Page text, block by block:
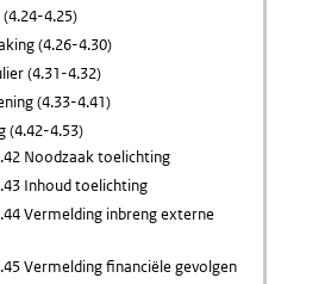
4.25)
(4.26-4.30)
(4.31-4.32)
(4.33-4.41)
(4.42-4.53)
Noodzaak toelichting
Inhoud toelichting
Vermelding inbreng externe
Vermelding financiële gevolgen